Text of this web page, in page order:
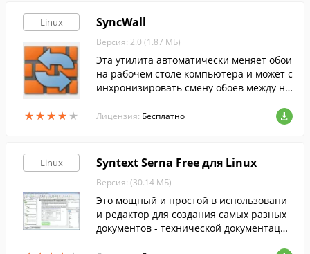
Linux
★★★★ ★
★★★★ ★
SyncWall
Версия: 2.0 (1.87 МБ)
Эта утилита автоматически меняет обои
на рабочем столе компьютера и может с
инхронизировать смену обоев между не
Лицензия: Бесплатно
Linux Syntext Serna Free для Linux
Версия: (30.14 МБ)
Это мощный и простой в использовани
и редактор для создания самых разных
документов - технической документаци